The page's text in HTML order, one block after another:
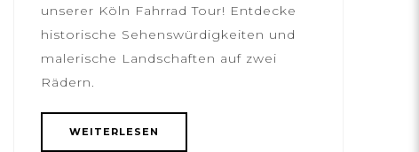
unserer Köln Fahrrad Tour! Entdecke
historische Sehenswürdigkeiten und
malerische Landschaften auf zwei
Rädern.
WEITERLESEN